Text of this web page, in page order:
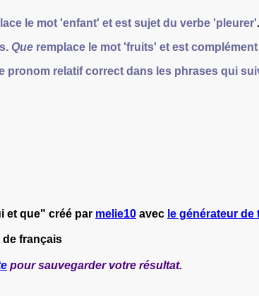
le mot 'enfant' et est sujet du verbe 'pleurer'.
Que remplace le mot 'fruits' et est
pronom relatif correct dans les phrases qui
et que" créé par melie10 avec le générateur
de français
pour sauvegarder votre résultat.